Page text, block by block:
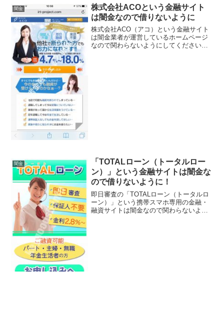
いない違法業者なので、絶対に申し込ま
ないようにしてください。今...
闇金
株式会社ACOという金融サイト
は闇金なので借りないように
株式会社ACO（アコ）という金融サイト
は闇金業者が運営しているホームページ
なので関わらないようにしてください！
闇金
「TOTALローン（トータルロー
ン）」という金融サイトは闇金な
ので借りないように！
即日審査の「TOTALローン（トータルロ
ーン）」という携帯スマホ専用の金融・
融資サイトは闇金なので関わらないよう